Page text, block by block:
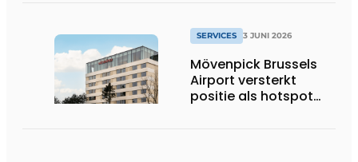
SERVICES 3 JUNI 2026
Mövenpick Brussels
Airport versterkt
positie als hotspot